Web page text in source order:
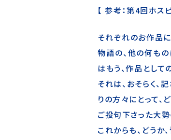
【 参考：第4回ホ
それぞれのお作品に
物語の、他の何も
はもう、作品として
それは、おそらく、
りの方々にとって
ご投句下さった大勢
これからも、どうか